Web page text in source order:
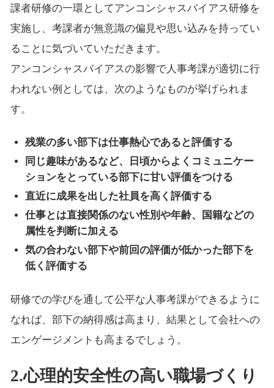
課者研修の一環としてアンコンシャスバイアス研修を
実施し、考課者が無意識の偏見や思い込みを持ってい
ることに気づいていただきます。
アンコンシャスバイアスの影響で人事考課が適切に行
われない例としては、次のようなものが挙げられま
す。
残業の多い部下は仕事熱心であると評価する
同じ趣味があるなど、日頃からよくコミュニケー
ションをとっている部下に甘い評価をつける
直近に成果を出した社員を高く評価する
仕事とは直接関係のない性別や年齢、国籍などの
属性を判断に加える
気の合わない部下や前回の評価が低かった部下を
低く評価する
研修での学びを通して公平な人事考課ができるように
なれば、部下の納得感は高まり、結果として会社への
エンゲージメントも高まるでしょう。
2.心理的安全性の高い職場づくり